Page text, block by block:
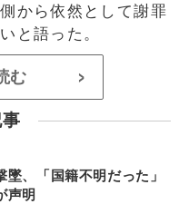
から依然として謝罪
と語った。
む >
墜、「国籍不明だった」
声明